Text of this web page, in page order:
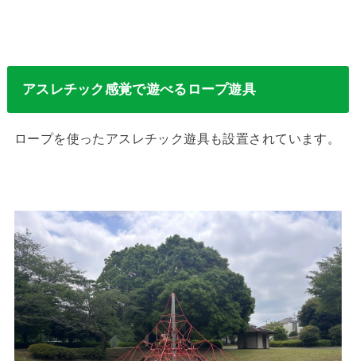
アスレチック感覚で遊べるロープ遊具
ロープを使ったアスレチック遊具も設置されています。